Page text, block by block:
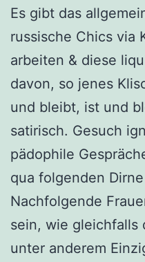
Es gibt das
russische Chics via
arbeiten & diese
davon, so jenes
und bleibt, ist und
satirisch. Gesuch
pädophile
qua folgenden
Nachfolgende
sein, wie gleichfalls
unter anderem